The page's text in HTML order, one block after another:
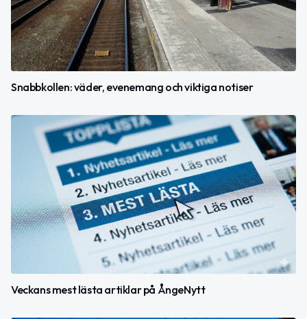
Snabbkollen: väder, evenemang och viktiga notiser
Veckans mest lästa artiklar på ÅngeNytt